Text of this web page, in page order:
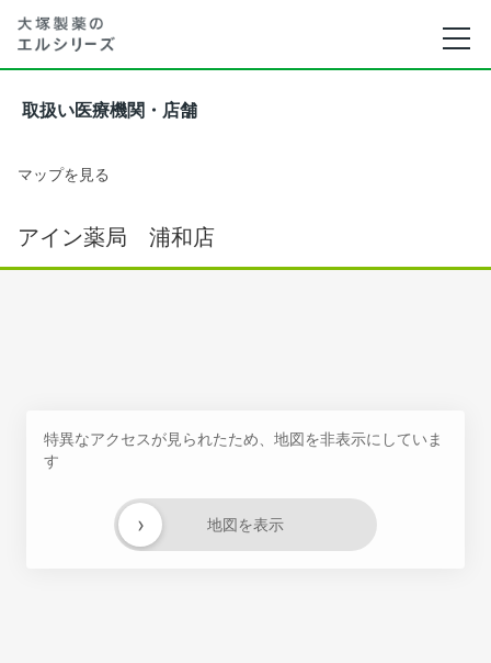
取扱い医療機関・店舗
マップを見る
アイン薬局 浦和店
特異なアクセスが見られたため、地図を非表示にしていま
す
地図を表示
›